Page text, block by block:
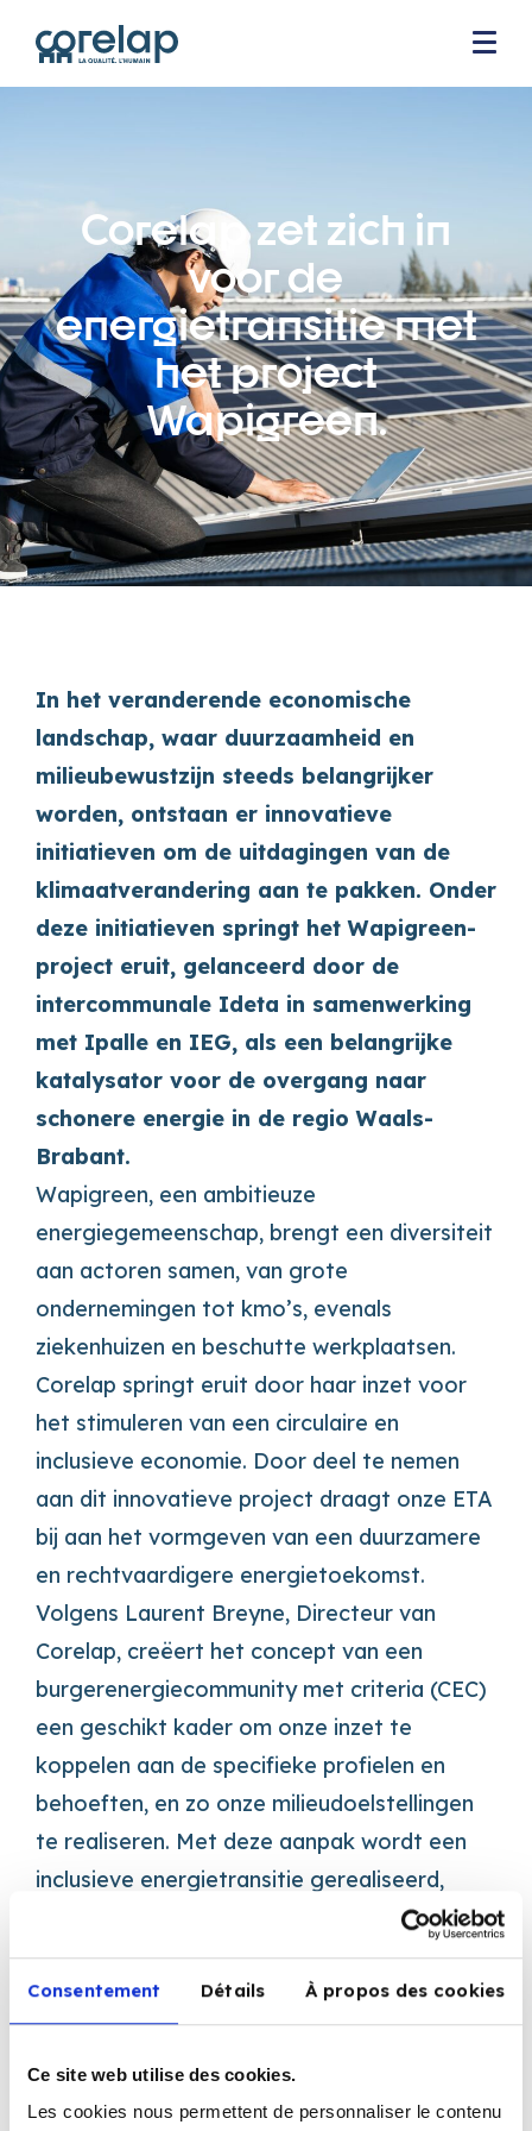
Consentement Détails À propos des cookies
Ce site web utilise des cookies.
Les cookies nous permettent de personnaliser le contenu
Corelap zet zich in
voor de
energietransitie met
het project
Wapigreen.
In het veranderende economische
landschap, waar duurzaamheid en
milieubewustzijn steeds belangrijker
worden, ontstaan er innovatieve
initiatieven om de uitdagingen van de
klimaatverandering aan te pakken. Onder
deze initiatieven springt het Wapigreen-
project eruit, gelanceerd door de
intercommunale Ideta in samenwerking
met Ipalle en IEG, als een belangrijke
katalysator voor de overgang naar
schonere energie in de regio Waals-
Brabant.
Wapigreen, een ambitieuze
energiegemeenschap, brengt een diversiteit
aan actoren samen, van grote
ondernemingen tot kmo’s, evenals
ziekenhuizen en beschutte werkplaatsen.
Corelap springt eruit door haar inzet voor
het stimuleren van een circulaire en
inclusieve economie. Door deel te nemen
aan dit innovatieve project draagt onze ETA
bij aan het vormgeven van een duurzamere
en rechtvaardigere energietoekomst.
Volgens Laurent Breyne, Directeur van
Corelap, creëert het concept van een
burgerenergiecommunity met criteria (CEC)
een geschikt kader om onze inzet te
koppelen aan de specifieke profielen en
behoeften, en zo onze milieudoelstellingen
te realiseren. Met deze aanpak wordt een
inclusieve energietransitie gerealiseerd,
waarbij beschutte werkplaatsen zoals de
onze een belangrijke stem en plaats
innemen.
Het ambitieuze doel om jaarlijks ongeveer
40 GWh hernieuwbare energie te delen over
35 locaties toont de omvang van